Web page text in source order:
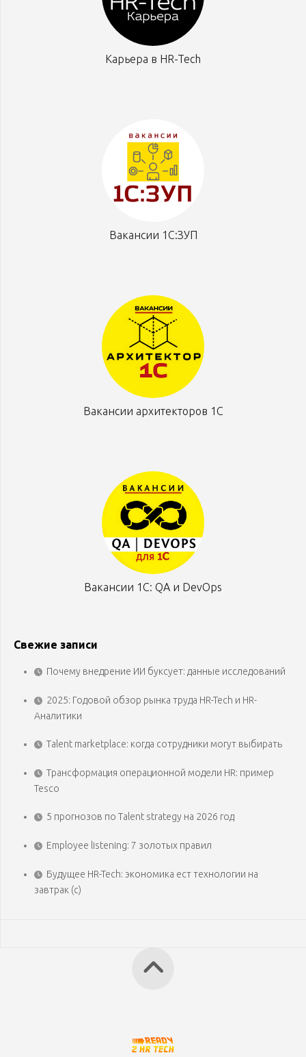
Карьера в HR-Tech
Вакансии 1С:ЗУП
Вакансии архитекторов 1С
Вакансии 1С: QA и DevOps
Свежие записи
Почему внедрение ИИ буксует: данные исследований
2025: Годовой обзор рынка труда HR-Tech и HR-
Аналитики
Talent marketplace: когда сотрудники могут выбирать
Трансформация операционной модели HR: пример
Tesco
5 прогнозов по Talent strategy на 2026 год
Employee listening: 7 золотых правил
Будущее HR-Tech: экономика ест технологии на
завтрак (с)